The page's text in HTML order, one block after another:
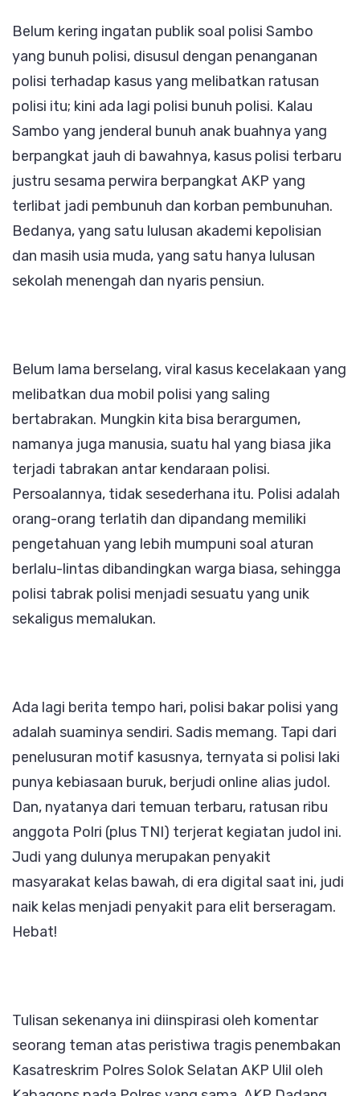
Belum kering ingatan publik soal polisi Sambo
yang bunuh polisi, disusul dengan penanganan
polisi terhadap kasus yang melibatkan ratusan
polisi itu; kini ada lagi polisi bunuh polisi. Kalau
Sambo yang jenderal bunuh anak buahnya yang
berpangkat jauh di bawahnya, kasus polisi terbaru
justru sesama perwira berpangkat AKP yang
terlibat jadi pembunuh dan korban pembunuhan.
Bedanya, yang satu lulusan akademi kepolisian
dan masih usia muda, yang satu hanya lulusan
sekolah menengah dan nyaris pensiun.
Belum lama berselang, viral kasus kecelakaan yang
melibatkan dua mobil polisi yang saling
bertabrakan. Mungkin kita bisa berargumen,
namanya juga manusia, suatu hal yang biasa jika
terjadi tabrakan antar kendaraan polisi.
Persoalannya, tidak sesederhana itu. Polisi adalah
orang-orang terlatih dan dipandang memiliki
pengetahuan yang lebih mumpuni soal aturan
berlalu-lintas dibandingkan warga biasa, sehingga
polisi tabrak polisi menjadi sesuatu yang unik
sekaligus memalukan.
Ada lagi berita tempo hari, polisi bakar polisi yang
adalah suaminya sendiri. Sadis memang. Tapi dari
penelusuran motif kasusnya, ternyata si polisi laki
punya kebiasaan buruk, berjudi online alias judol.
Dan, nyatanya dari temuan terbaru, ratusan ribu
anggota Polri (plus TNI) terjerat kegiatan judol ini.
Judi yang dulunya merupakan penyakit
masyarakat kelas bawah, di era digital saat ini, judi
naik kelas menjadi penyakit para elit berseragam.
Hebat!
Tulisan sekenanya ini diinspirasi oleh komentar
seorang teman atas peristiwa tragis penembakan
Kasatreskrim Polres Solok Selatan AKP Ulil oleh